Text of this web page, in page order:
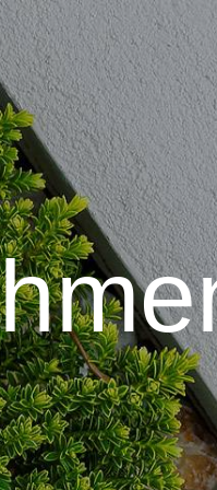
CÍMLAP
RÓLUNK
KERTI